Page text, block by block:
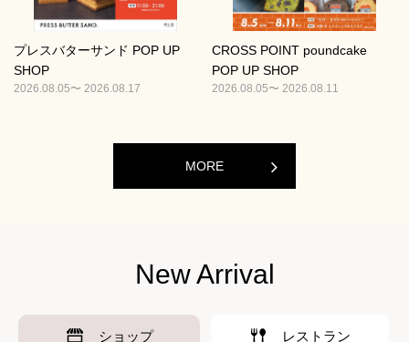
プレスバターサンド POP UP
SHOP
2026.08.05〜 2026.08.17
CROSS POINT poundcake
POP UP SHOP
2026.08.05〜 2026.08.11
MORE
New Arrival
ショップ レストラン